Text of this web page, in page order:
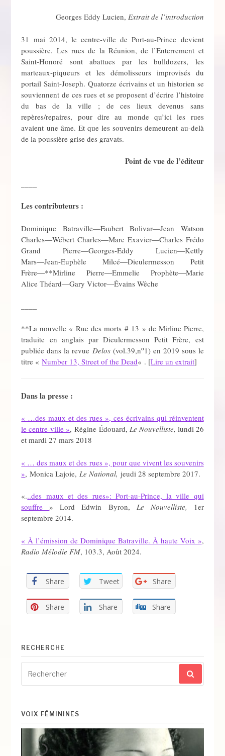
Georges Eddy Lucien, Extrait de l’introduction
31 mai 2014, le centre-ville de Port-au-Prince devient
poussière. Les rues de la Réunion, de l’Enterrement et
Saint-Honoré sont abattues par les bulldozers, les
marteaux-piqueurs et les démolisseurs improvisés du
portail Saint-Joseph. Quatorze écrivains et un historien se
souviennent de ces rues et se proposent d’écrire l’histoire
du bas de la ville ; de ces lieux devenus sans
repères/repaires, pour dire au monde qu’ici les rues
avaient une âme. Et que les souvenirs demeurent au-delà
de la poussière grise des gravats.
Point de vue de l’éditeur
Les contributeurs :
Dominique Batraville―Faubert Bolivar―Jean Watson
Charles―Wébert Charles―Marc Exavier―Charles Frédo
Grand Pierre―Georges-Eddy Lucien―Kettly
Mars―Jean-Euphèle Milcé―Dieulermesson Petit
Frère―**Mirline Pierre―Emmelie Prophète―Marie
Alice Théard―Gary Victor―Évains Wêche
**La nouvelle « Rue des morts # 13 » de Mirline Pierre,
traduite en anglais par Dieulermesson Petit Frère, est
publiée dans la revue Delos (vol.39,no1) en 2019 sous le
titre «Number 13, Street of the Dead« . [Lire un extrait]
Dans la presse :
« …des maux et des rues », ces écrivains qui réinventent
le centre-ville », Régine Édouard, Le Nouvelliste, lundi 26
et mardi 27 mars 2018
« … des maux et des rues », pour que vivent les souvenirs
», Monica Lajoie, Le National,jeudi 28 septembre 2017.
«...des maux et des rues»: Port-au-Prince, la ville qui
souffre» Lord Edwin Byron, Le Nouvelliste,
1er
septembre 2014.
« À l’émission de Dominique Batraville. À haute Voix »,
Radio Mélodie FM, 103.3, Août 2024.
Share Tweet Share
Share Share Share
RECHERCHE
pour
:
VOIX FÉMININES